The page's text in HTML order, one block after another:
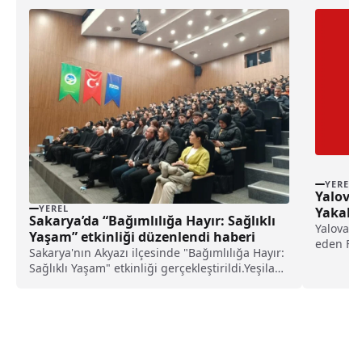
YEREL
Sakarya’da “Bağımlılığa Hayır: Sağlıklı
Yaşam” etkinliği düzenlendi haberi
Sakarya'nın Akyazı ilçesinde "Bağımlılığa Hayır:
Sağlıklı Yaşam" etkinliği gerçekleştirildi.Yeşilay
YEREL
eden